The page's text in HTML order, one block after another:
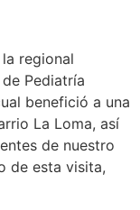
regional
Pediatría
benefició a una
La Loma, así
de nuestro
de esta visita,